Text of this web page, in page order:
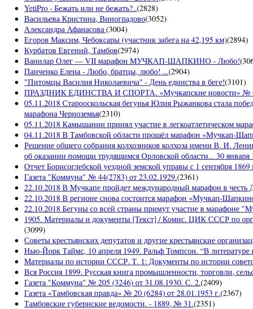
YetiPro - Бежать или не бежать?..(2828)
Васильева Кристина, Виноградово(3052)
Александра Афанасова(3004)
Егоров Максим, Чебоксары (участник забега на 42,195 км)(2894)
Курбатов Евгений, Тамбов(2974)
Ванилар Олег — VII марафон МУЧКАП-ШАПКИНО - Любо!(
Панченко Елена - Любо, братцы, любо! ...(2904)
"Питомцы Василия Николаевича" - День единства в беге!(3101)
ПРАЗДНИК ЕДИНСТВА И СПОРТА. «Мучкапские новости» № 45
05.11.2018 Старооскольская бегунья Юлия Рыжанкова стала
марафона Черноземья(2310)
05.11.2018 Камышанин принял участие в легкоатлетическом
04.11.2018 В Тамбовской области прошёл марафон «Мучкап-
Решение общего собрания колхозников колхоза имени В. И.
об оказании помощи трудящимся Орловской области... 30 января
Отчет Борисоглебской уездной земской управы с 1 сентября 1869
Газета "Коммуна" № 44(2783) от 23.02.1929.(2361)
22.10.2018 В Мучкапе пройдет международный марафон в честь
22.10.2018 В регионе снова состоится марафон «Мучкап-
22.10.2018 Бегуны со всей страны примут участие в
1905. Материалы и документы [Текст] / Комис. ЦИК СССР по
(3099)
Советы крестьянских депутатов и другие крестьянские
Нью-Йорк Таймс, 10 апреля 1949. Ральф Томпсон. “В литературе
Материалы по истории СССР. Т. 1: Документы по истории
Вся Россия 1899. Русская книга промышленности, торговли,
Газета "Коммуна" № 205 (3246) от 31.08.1930. С. 2.(2409)
Газета «Тамбовская правда» № 20 (6284) от 28.01.1953 г.(2367)
Тамбовские губернские ведомости. - 1889, № 31.(2351)